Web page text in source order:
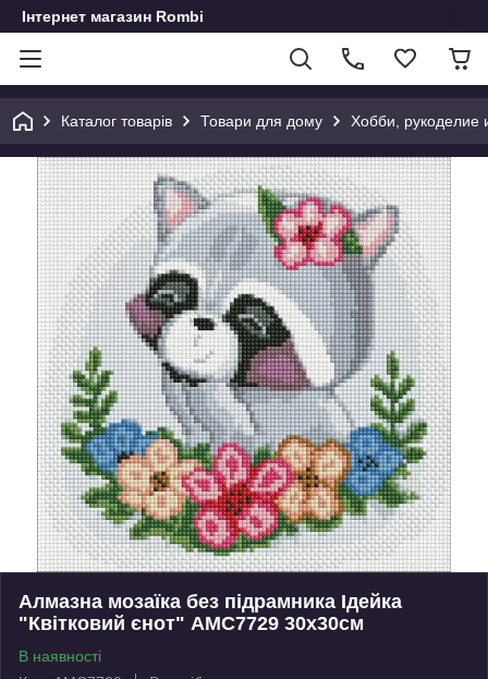
Інтернет магазин Rombi
Каталог товарів Товари для дому Хобби, рукоделие
Алмазна мозаїка без підрамника Ідейка
"Квітковий єнот" AMC7729 30х30см
В наявності